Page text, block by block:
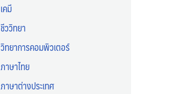
เคมี
ชีววิทยา
วิทยาการคอมพิวเตอร์
ภาษาไทย
ภาษาต่างประเทศ